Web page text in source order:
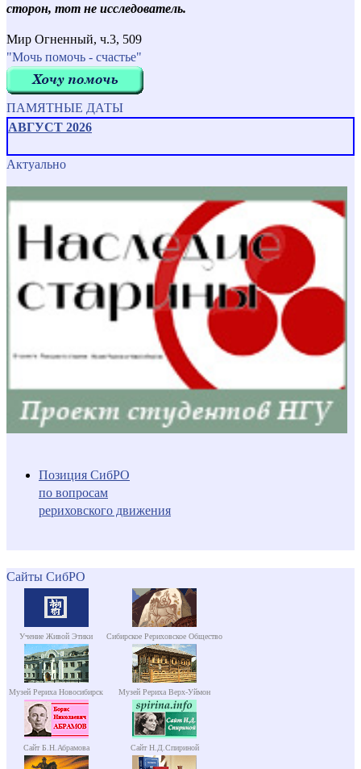
сторон, тот не исследователь.
Мир Огненный, ч.3, 509
"Мочь помочь - счастье"
ПАМЯТНЫЕ ДАТЫ
АВГУСТ 2026
Актуально
Позиция СибРО
по вопросам
рериховского движения
Сайты СибРО
Учение Живой Этики Сибирское Рериховское Общество
Музей Рериха Новосибирск Музей Рериха Верх-Уймон
Сайт Б.Н.Абрамова Сайт Н.Д.Спириной